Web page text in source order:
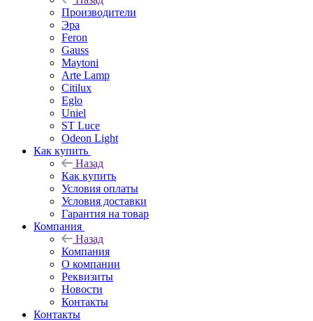
Производители
Эра
Feron
Gauss
Maytoni
Arte Lamp
Citilux
Eglo
Uniel
ST Luce
Odeon Light
Как купить
Назад
Как купить
Условия оплаты
Условия доставки
Гарантия на товар
Компания
Назад
Компания
О компании
Реквизиты
Новости
Контакты
Контакты